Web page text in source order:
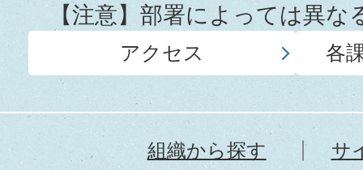
【注意】部署によっては異
アクセス 各
組織から探す
サ